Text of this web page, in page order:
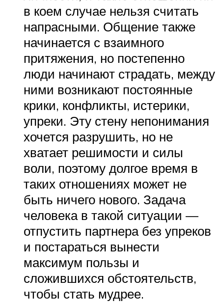
в коем случае нельзя считать
напрасными. Общение также
начинается с взаимного
притяжения, но постепенно
люди начинают страдать, между
ними возникают постоянные
крики, конфликты, истерики,
упреки. Эту стену непонимания
хочется разрушить, но не
хватает решимости и силы
воли, поэтому долгое время в
таких отношениях может не
быть ничего нового. Задача
человека в такой ситуации —
отпустить партнера без упреков
и постараться вынести
максимум пользы и
сложившихся обстоятельств,
чтобы стать мудрее.